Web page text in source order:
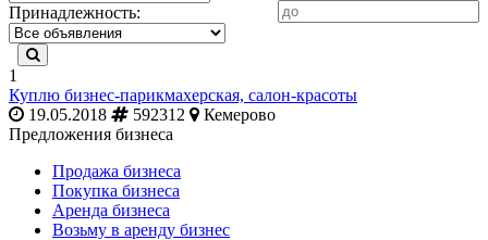
Принадлежность:
1
Куплю бизнес-парикмахерская, салон-красоты
19.05.2018
592312
Кемерово
Предложения бизнеса
Продажа бизнеса
Покупка бизнеса
Аренда бизнеса
Возьму в аренду бизнес